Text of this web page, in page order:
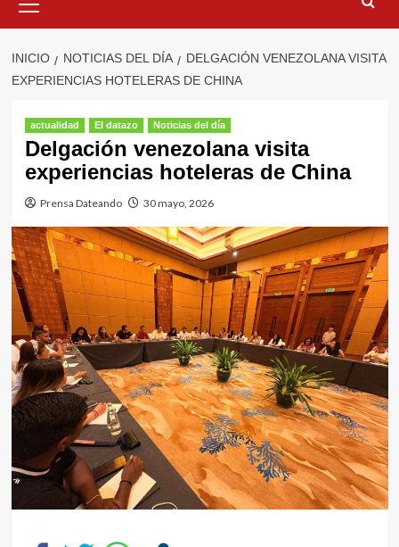
primario
INICIO NOTICIAS DEL DÍA
DELGACIÓN VENEZOLANA VISITA
EXPERIENCIAS HOTELERAS DE CHINA
actualidad El datazo Noticias del día
Delgación venezolana visita
experiencias hoteleras de China
Prensa Dateando 30 mayo, 2026